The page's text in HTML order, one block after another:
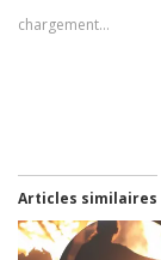
chargement…
Articles similaires